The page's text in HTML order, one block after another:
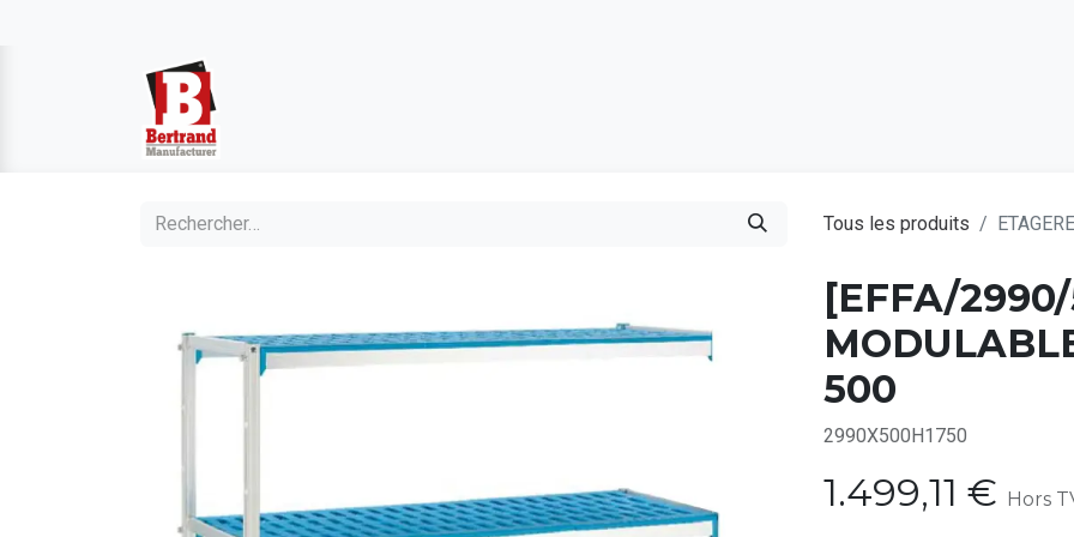
Tous les produits
[EFFA/
500
2990X500H1750
1.499,11 € Hors